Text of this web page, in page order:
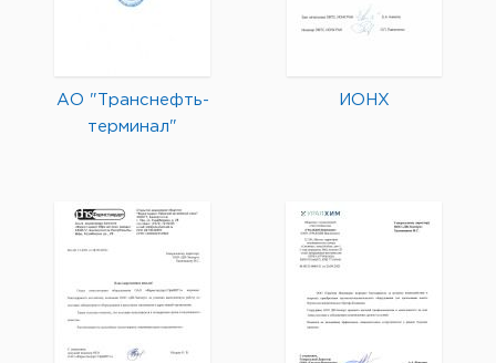
АО "Транснефть-
терминал"
ИОНХ